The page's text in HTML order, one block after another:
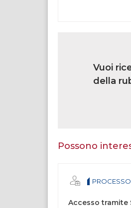
Vuoi
della
essere
questo
campo
Possono